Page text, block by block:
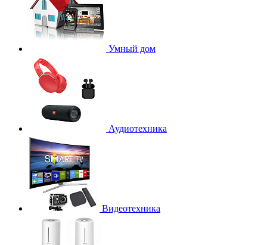
Умный дом
Аудиотехника
Видеотехника